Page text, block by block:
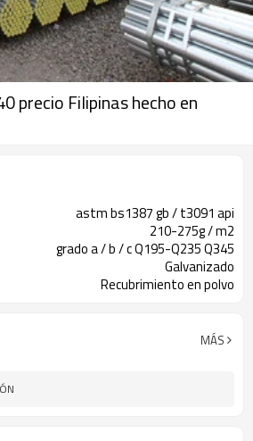
precio Filipinas hecho en
astm bs1387 gb / t3091 api
210-275g / m2
grado a / b / c Q195-Q235 Q345
Galvanizado
Recubrimiento en polvo
MÁS